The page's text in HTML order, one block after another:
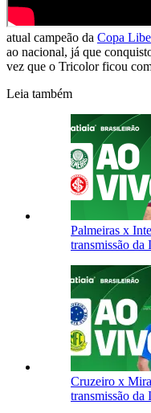
atual campeão da Copa
ao nacional, já que
vez que o Tricolor ficou
Leia também
Palmeiras x
transmissão da
Cruzeiro x
transmissão da